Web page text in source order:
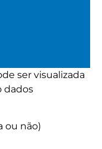
ser visualizada
dados
ou não)